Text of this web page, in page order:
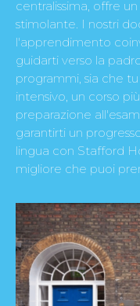
centralissima, offre
stimolante. I nostri
l'apprendimento
guidarti verso la
programmi, sia che
intensivo, un corso
preparazione
garantirti un
lingua con Stafford
migliore che puoi